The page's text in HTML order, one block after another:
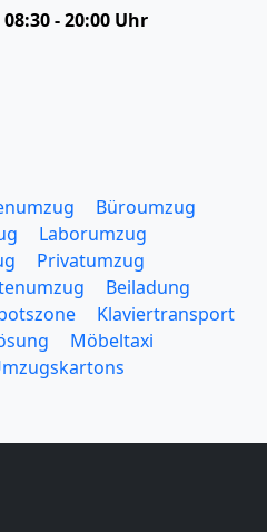
08:30 - 20:00 Uhr
Büroumzug
Laborumzug
Privatumzug
Beiladung
Klaviertransport
Möbeltaxi